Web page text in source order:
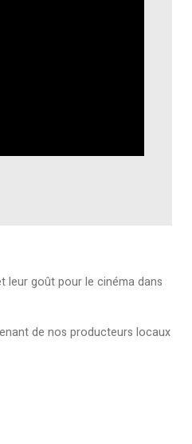
leur goût pour le cinéma dans
de nos producteurs locaux